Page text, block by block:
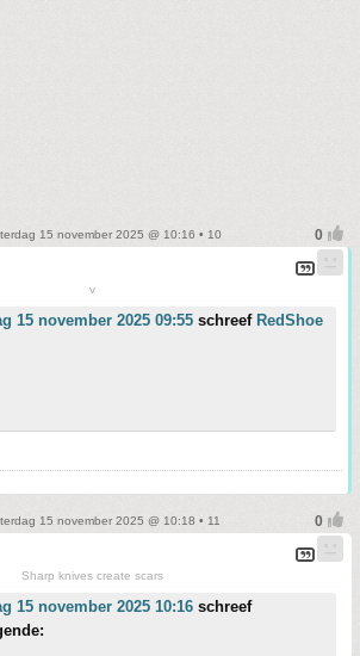
15 november 2025 @ 10:16 • 10
v
15 november 2025 09:55 schreef RedShoe
15 november 2025 @ 10:18 • 11
Sharp knives create scars
15 november 2025 10:16 schreef